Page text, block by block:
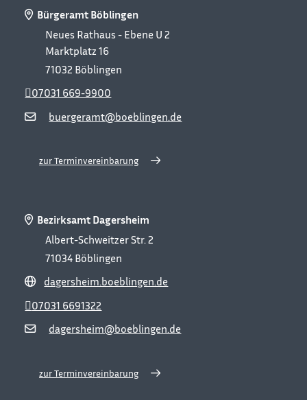
Bürgeramt Böblingen
Neues Rathaus - Ebene U 2
Marktplatz 16
71032 Böblingen
buergeramt@boeblingen.de
07031 669-9900
zur Terminvereinbarung
Bezirksamt Dagersheim
Albert-Schweitzer Str. 2
71034 Böblingen
dagersheim.boeblingen.de
dagersheim@boeblingen.de
07031 6691322
zur Terminvereinbarung